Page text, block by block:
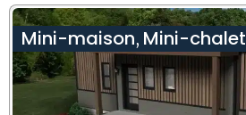
Mini-maison, Mini-chalet